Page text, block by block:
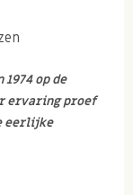
op de
ervaring proef
eerlijke